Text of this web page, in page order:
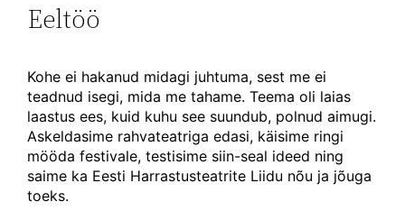
Eeltöö
Kohe ei hakanud midagi juhtuma, sest me ei
teadnud isegi, mida me tahame. Teema oli laias
laastus ees, kuid kuhu see suundub, polnud aimugi.
Askeldasime rahvateatriga edasi, käisime ringi
mööda festivale, testisime siin-seal ideed ning
saime ka Eesti Harrastusteatrite Liidu nõu ja jõuga
toeks.